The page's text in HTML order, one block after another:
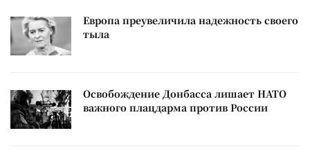
Европа преувеличила надежность своего
тыла
Освобождение Донбасса лишает НАТО
важного плацдарма против России